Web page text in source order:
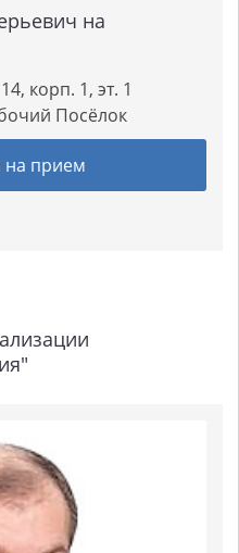
на
корп. 1, эт. 1
Посёлок
на прием